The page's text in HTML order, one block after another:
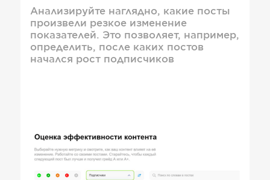
Анализируйте наглядно, какие посты
произвели резкое изменение
показателей. Это позволяет, например,
определить, после каких постов
начался рост подписчиков